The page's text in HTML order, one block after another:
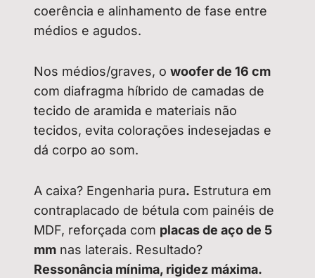
coerência e alinhamento de fase entre
médios e agudos.
Nos médios/graves, owoofer de 16 cm
com diafragma híbrido de camadas de
tecido de aramida e materiais não
tecidos, evita colorações indesejadas e
dá corpo ao som.
A caixa? Engenharia pura. Estrutura em
contraplacado de bétula com painéis de
MDF, reforçada com placas de aço de 5
mm nas laterais. Resultado?
Ressonância mínima, rigidez máxima.